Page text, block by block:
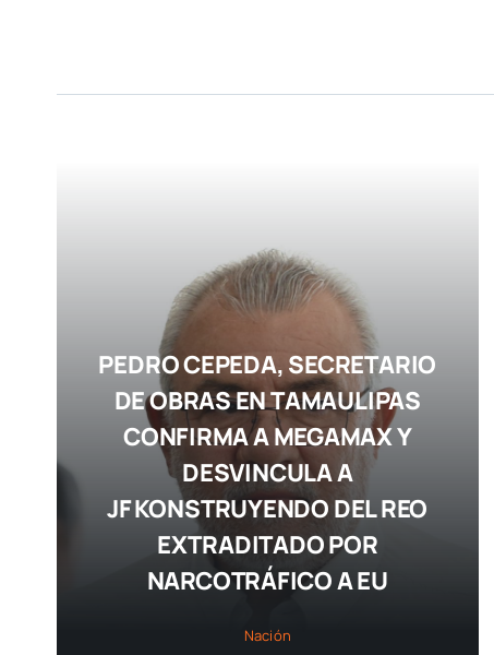
PEDRO CEPEDA, SECRETARIO
DE OBRAS EN TAMAULIPAS
CONFIRMA A MEGAMAX Y
DESVINCULA A
JF KONSTRUYENDO DEL REO
EXTRADITADO POR
NARCOTRÁFICO A EU
Nación